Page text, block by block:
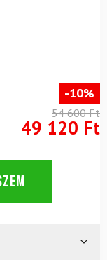
-10%
54 600 Ft
49 120 Ft